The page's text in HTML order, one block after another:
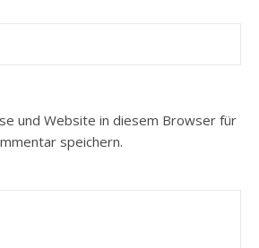
und Website in diesem Browser für
speichern.